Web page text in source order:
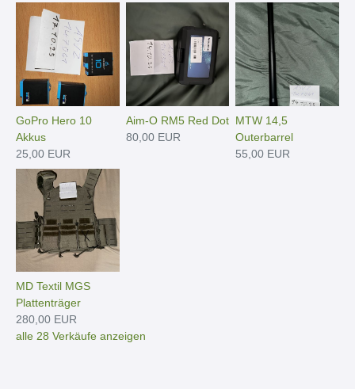
GoPro Hero 10
Akkus
25,00 EUR
Aim-O RM5 Red Dot
80,00 EUR
MTW 14,5
Outerbarrel
55,00 EUR
MD Textil MGS
Plattenträger
280,00 EUR
alle 28 Verkäufe anzeigen